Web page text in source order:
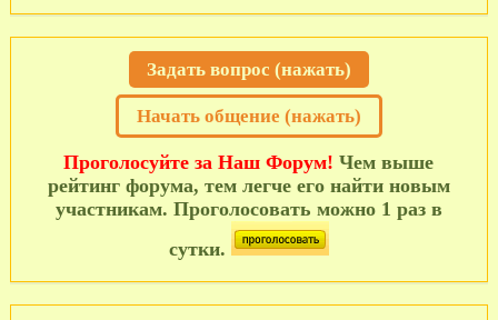
Задать вопрос (нажать)
Начать общение (нажать)
Проголосуйте за Наш Форум! Чем выше
рейтинг форума, тем легче его найти новым
участникам. Проголосовать можно 1 раз в
сутки.